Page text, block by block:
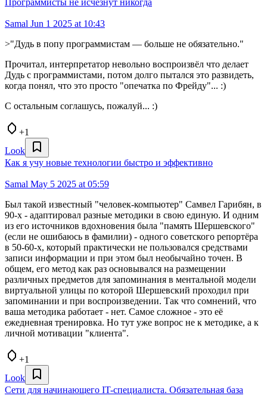
Программисты не исчезнут никогда
Samal Jun 1 2025 at 10:43
>"Дудь в попу программистам — больше не обязательно."
Прочитал, интерпретатор невольно воспроизвёл что делает
Дудь с программистами, потом долго пытался это развидеть,
когда понял, что это просто "опечатка по Фрейду"... :)
С остальным соглашусь, пожалуй... :)
+1
Look
Как я учу новые технологии быстро и эффективно
Samal May 5 2025 at 05:59
Был такой известный "человек-компьютер" Самвел Гарибян, в
90-х - адаптировал разные методики в свою единую. И одним
из его источников вдохновения была "память Шершевского"
(если не ошибаюсь в фамилии) - одного советского репортёра
в 50-60-х, который практически не пользовался средствами
записи информации и при этом был необычайно точен. В
общем, его метод как раз основывался на размещении
различных предметов для запоминания в ментальной модели
виртуальной улицы по которой Шершевский проходил при
запоминании и при воспроизведении. Так что сомнений, что
ваша методика работает - нет. Самое сложное - это её
ежедневная тренировка. Но тут уже вопрос не к методике, а к
личной мотивации "клиента".
+1
Look
Сети для начинающего IT-специалиста. Обязательная база